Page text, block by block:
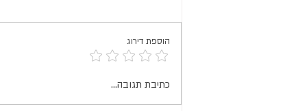
מסלולי אופניים מומלצים לרוכבים
מתחילים, קבוצות ומשפחות בדרום
הוספת דירוג
כתיבת תגובה...